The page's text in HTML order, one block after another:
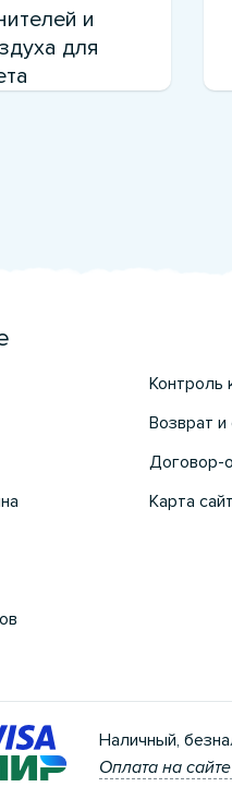
и
для
Контроль
Возврат
Договор-
Карта
Наличный,
Оплата на